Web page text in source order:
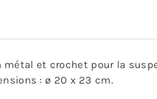
et crochet pour la
: ø 20 x 23 cm.